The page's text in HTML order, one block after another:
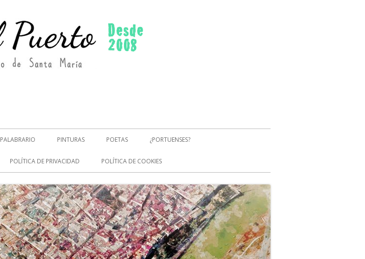
PALABRARIO PINTURAS POETAS ¿PORTUENSES?
POLÍTICA DE PRIVACIDAD POLÍTICA DE COOKIES